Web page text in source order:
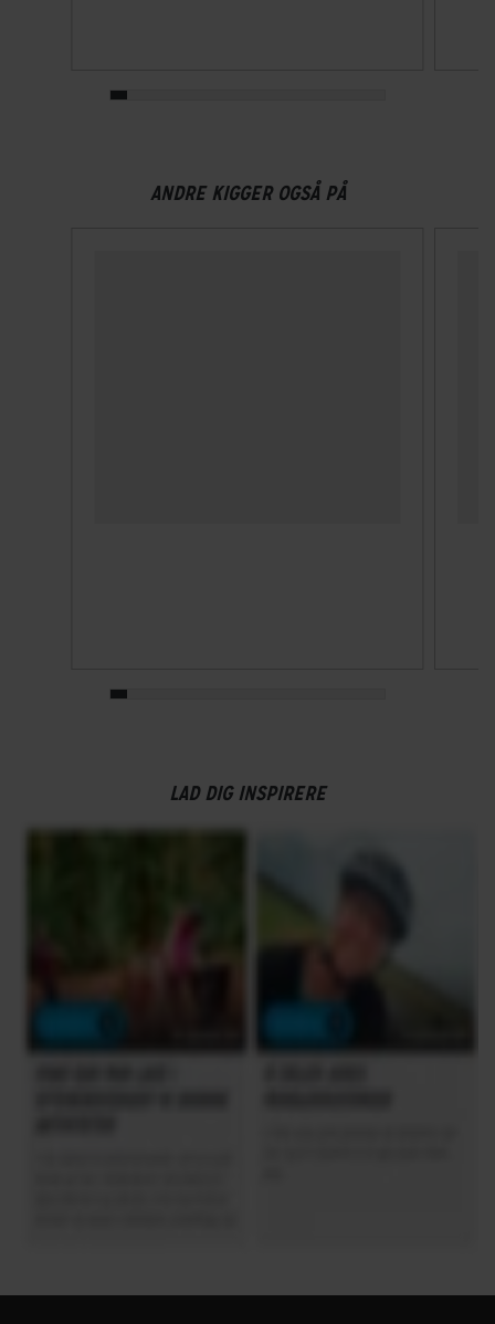
NTA-godkendt
ANDRE KIGGER OGSÅ PÅ
LAD DIG INSPIRERE